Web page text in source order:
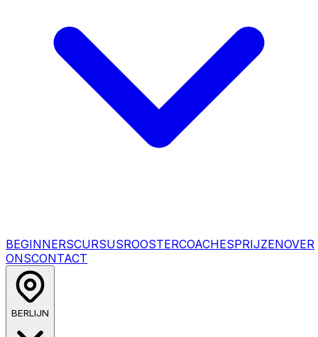
BEGINNERSCURSUSROOSTERCOACHESPRIJZENOVER
ONSCONTACT
BERLIJN